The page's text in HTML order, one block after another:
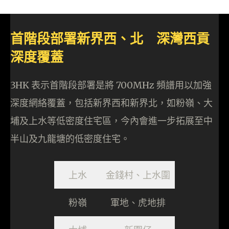
首階段部署新界西、北 深灣西貢
深度覆蓋
3HK 表示首階段部署是將 700MHz 頻譜用以加強
深度網絡覆蓋，包括新界西和新界北，如粉嶺、大
埔及上水等低密度住宅區，今內會進一步拓展至中
半山及九龍塘的低密度住宅。
上水 金錢村、上水圍
粉嶺 軍地、虎地排